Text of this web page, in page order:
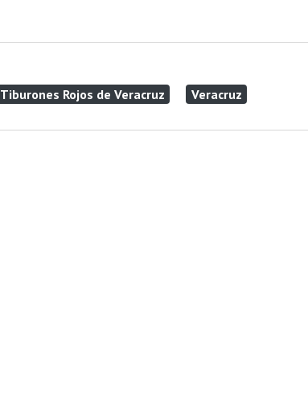
Tiburones Rojos de Veracruz Veracruz